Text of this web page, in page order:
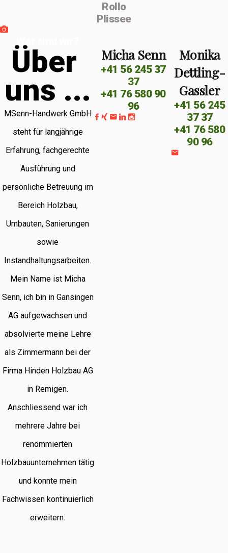
Rollo
Plissee
Über
uns ...
MSenn-Handwerk GmbH
steht für langjährige
Erfahrung, fachgerechte
Ausführung und
persönliche Betreuung im
Bereich Holzbau,
Umbauten, Sanierungen
sowie
Instandhaltungsarbeiten.
Mein Name ist Micha
Senn, ich bin in Gansingen
AG aufgewachsen und
absolvierte meine Lehre
als Zimmermann bei der
Firma Hinden Holzbau AG
in Remigen.
Anschliessend war ich
mehrere Jahre bei
renommierten
Holzbauunternehmen tätig
und konnte mein
Fachwissen kontinuierlich
erweitern.
Micha Senn
+41 56 245 37
37
+41 76 580 90
96
Monika
Dettling-
Gassler
+41 56 245
37 37
+41 76 580
90 96